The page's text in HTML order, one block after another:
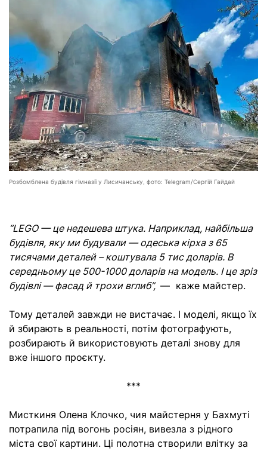
Розбомблена будівля гімназії у Лисичанську, фото: Telegram/Сергій Гайдай
“LEGO — це недешева штука. Наприклад, найбільша
будівля, яку ми будували — одеська кірха з 65
тисячами деталей – коштувала 5 тис доларів. В
середньому це 500-1000 доларів на модель. І це зріз
будівлі — фасад й трохи вглиб”, — каже майстер.
Тому деталей завжди не вистачає. І моделі, якщо їх
й збирають в реальності, потім фотографують,
розбирають й використовують деталі знову для
вже іншого проєкту.
***
Мисткиня Олена Клочко, чия майстерня у Бахмуті
потрапила під вогонь росіян, вивезла з рідного
міста свої картини. Ці полотна створили влітку за